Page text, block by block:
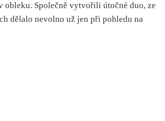
Společně vytvořili útočné duo, ze
dělalo nevolno už jen při pohledu na